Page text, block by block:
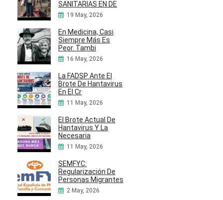
SANITARIAS EN DE
19 May, 2026
En Medicina, Casi
Siempre Más Es
Peor. Tambi
16 May, 2026
La FADSP Ante El
Brote De Hantavirus
En El Cr
11 May, 2026
El Brote Actual De
Hantavirus Y La
Necesaria
11 May, 2026
SEMFYC:
Regularización De
Personas Migrantes
2 May, 2026